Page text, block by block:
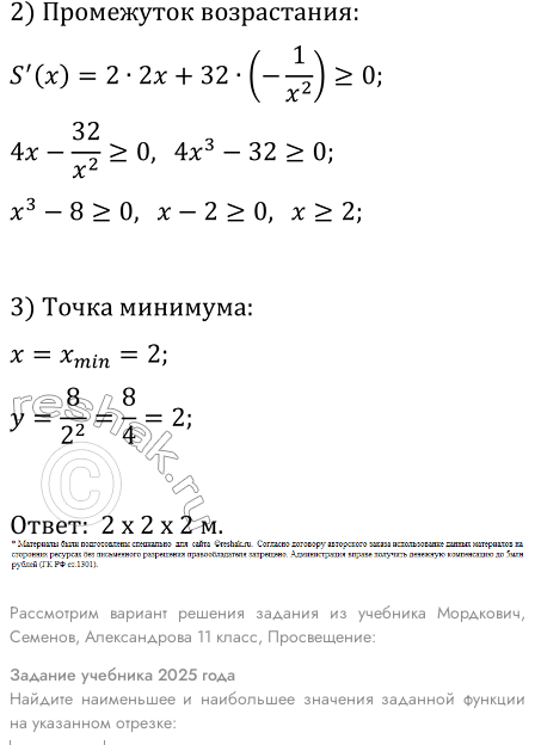
Рассмотрим вариант решения задания из учебника Мордкович,
Семенов, Александрова 11 класс, Просвещение:
Задание учебника 2025 года
Найдите наименьшее и наибольшее значения заданной функции
на указанном отрезке: